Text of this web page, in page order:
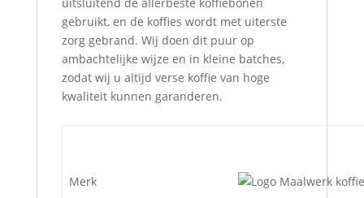
gebruikt, en de koffies wordt met uiterste
zorg gebrand. Wij doen dit puur op
ambachtelijke wijze en in kleine batches,
zodat wij u altijd verse koffie van hoge
kwaliteit kunnen garanderen.
Merk